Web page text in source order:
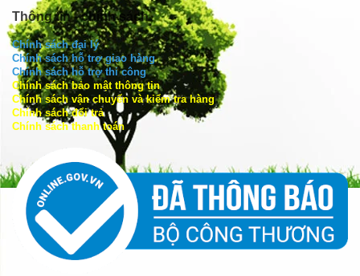
Thông tin - chính sách
Chính sách đại lý
Chính sách hỗ trợ giao hàng
Chính sách hỗ trợ thi công
Chính sách bảo mật thông tin
Chính sách vận chuyển và kiểm tra hàng
Chính sách đổi trả
Chính sách thanh toán